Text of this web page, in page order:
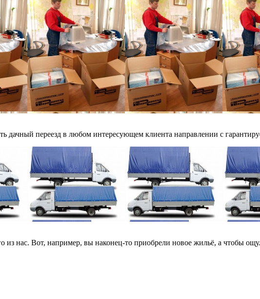
дачный переезд в любом интересующем клиента направлении с
из нас. Вот, например, вы наконец-то приобрели новое жильё, а чтобы